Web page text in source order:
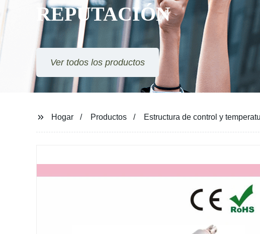
REPUTACIÓN
Ver todos los productos
Hogar Productos Estructura de control y